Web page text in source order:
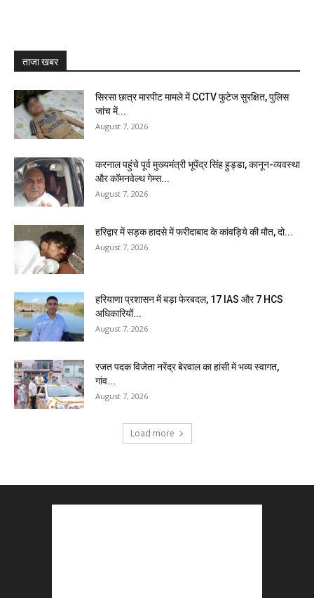
ताजा खबर
सिरसा छात्र मारपीट मामले में CCTV फुटेज सुरक्षित, पुलिस
जांच में...
August 7, 2026
करनाल पहुंचे पूर्व मुख्यमंत्री भूपेंद्र सिंह हुड्डा, कानून-व्यवस्था
और कॉमनवेल्थ गेम्स...
August 7, 2026
हरिद्वार में सड़क हादसे में फरीदाबाद के कांवड़िये की मौत, दो...
August 7, 2026
हरियाणा प्रशासन में बड़ा फेरबदल, 17 IAS और 7 HCS
अधिकारियों...
August 7, 2026
रजत पदक विजेता नरेंद्र बेरवाल का हांसी में भव्य स्वागत,
गांव...
August 7, 2026
Load more